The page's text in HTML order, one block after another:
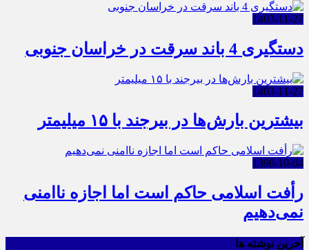
1403-11-27
دستگیری 4 باند سرقت در خراسان جنوبی
1403-11-27
بیشترین بارش‌ها در بیرجند با ۱۵ میلیمتر
1398-10-04
رأفت اسلامی حاکم است اما اجازه ناامنی
نمی‌دهیم
آخرین نوشته ها